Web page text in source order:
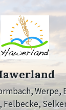
Werpe,
Felbecke,